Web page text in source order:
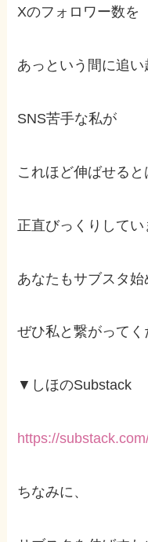
Xのフォロワー数を
あっという間に追い
SNS苦手な私が
これほど伸ばせると
正直びっくりしてい
あなたもサブスタ始
ぜひ私と繋がってく
▼しほのSubstack
https://
ちなみに、